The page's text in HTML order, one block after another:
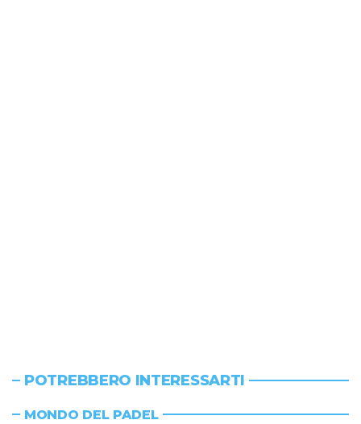
POTREBBERO INTERESSARTI
MONDO DEL PADEL